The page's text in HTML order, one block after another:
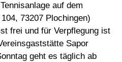
auf dem
73207 Plochingen)
frei und für Verpflegung ist
Sapor
geht es täglich ab